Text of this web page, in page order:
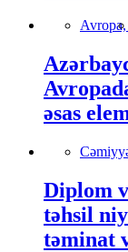
Avropa,
əsas
Diplom
təhsil
təminat